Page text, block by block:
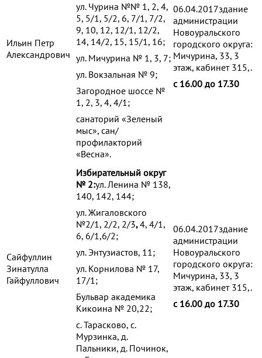
Ильин Петр
Александрович
ул. Чурина №№ 1, 2, 4,
5, 5/1, 5/2, 6, 7/1, 7/2,
9, 10, 12, 12/1, 12/2,
14, 14/2, 15, 15/1, 16;
ул. Мичурина № 1, 3, 7;
ул. Вокзальная № 9;
Загородное шоссе №
1, 2, 3, 4, 4/1;
санаторий «Зеленый
мыс», сан/
профилакторий
«Весна».
06.04.2017здание
администрации
Новоуральского
городского округа:
Мичурина, 33, 3
этаж, кабинет 315,.
с 16.00 до 17.30
Сайфуллин
Зинатулла
Гайфуллович
Избирательный округ
№ 2:ул. Ленина № 138,
140, 142, 144;
ул. Жигаловского
№2/1, 2/2, 2/3,4, 4/1,
6, 6/1,6/2;
ул. Энтузиастов, 11;
ул. Корнилова № 17,
17/1;
Бульвар академика
Кикоина № 20,22;
с. Тарасково, с.
Мурзинка, д.
Пальники, д. Починок,
06.04.2017здание
администрации
Новоуральского
городского округа:
Мичурина, 33, 3
этаж, кабинет 315,.
с 16.00 до 17.30